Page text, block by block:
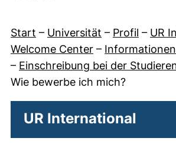
Start – Universität – Profil – UR
Welcome Center –
– Einschreibung bei der
Wie bewerbe ich mich?
UR International